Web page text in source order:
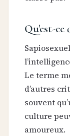
Qu'est-ce
Le terme
d’autres
souvent
culture
amoureux.